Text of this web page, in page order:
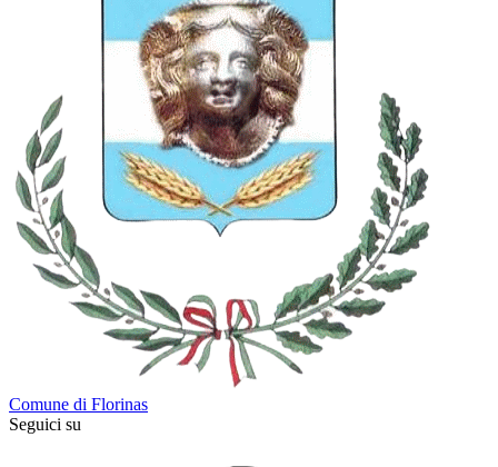
Comune di Florinas
Seguici su